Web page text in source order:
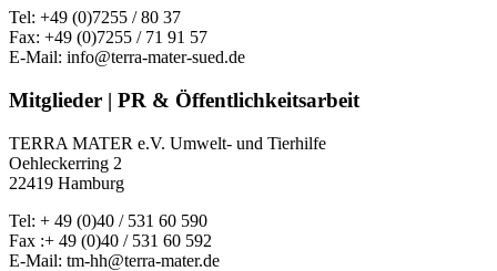
Tel: +49 (0)7255 / 80 37
Fax: +49 (0)7255 / 71 91 57
E-Mail: info@terra-mater-sued.de
Mitglieder | PR & Öffentlichkeitsarbeit
TERRA MATER e.V. Umwelt- und Tierhilfe
Oehleckerring 2
22419 Hamburg
Tel: + 49 (0)40 / 531 60 590
Fax :+ 49 (0)40 / 531 60 592
E-Mail: tm-hh@terra-mater.de